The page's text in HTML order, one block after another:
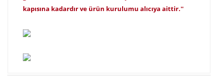
kapısına kadardır ve ürün kurulumu alıcıya aittir.''